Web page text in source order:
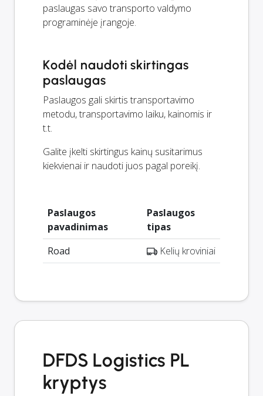
paslaugas savo transporto valdymo
programinėje įrangoje.
Kodėl naudoti skirtingas
paslaugas
Paslaugos gali skirtis transportavimo
metodu, transportavimo laiku, kainomis ir
t.t.
Galite įkelti skirtingus kainų susitarimus
kiekvienai ir naudoti juos pagal poreikį.
Paslaugos
pavadinimas
Paslaugos
tipas
Road
Kelių kroviniai
DFDS Logistics PL
kryptys